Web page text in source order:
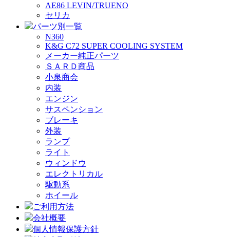
AE86 LEVIN/TRUENO
セリカ
パーツ別一覧
N360
K&G C72 SUPER COOLING SYSTEM
メーカー純正パーツ
ＳＡＲＤ商品
小泉商会
内装
エンジン
サスペンション
ブレーキ
外装
ランプ
ライト
ウィンドウ
エレクトリカル
駆動系
ホイール
ご利用方法
会社概要
個人情報保護方針